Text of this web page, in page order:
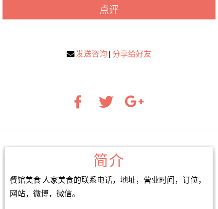
点评
发送咨询 | 分享给好友
简介
餐馆美食 人家美食的联系电话，地址，营业时间，订位，
网站，微博，微信。